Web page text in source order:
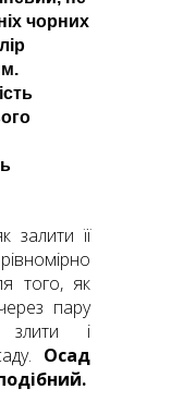
чорних
залити її
того, як
пару
злити і
Осад